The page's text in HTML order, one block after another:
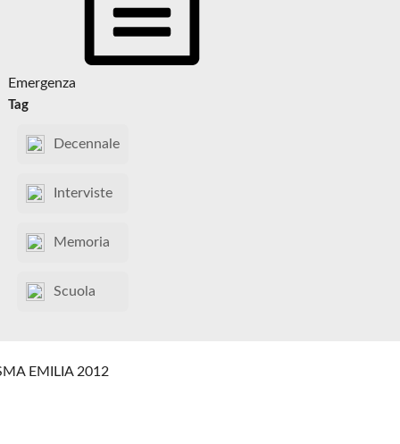
Emergenza
Tag
Decennale
Interviste
Memoria
Scuola
EMILIA 2012